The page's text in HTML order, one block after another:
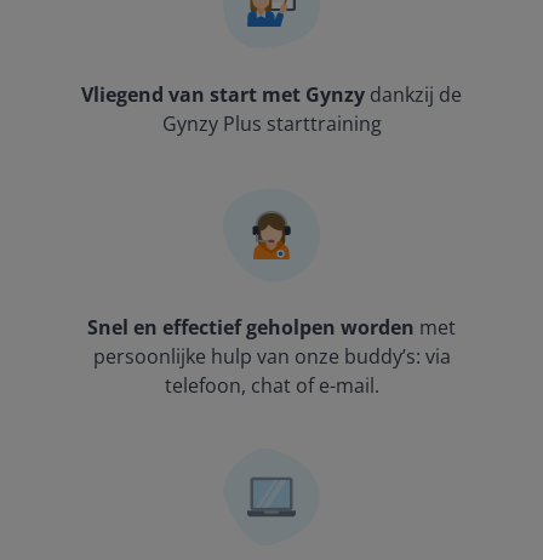
Vliegend van start met Gynzy dankzij de
Gynzy Plus starttraining
Snel en effectief geholpen worden met
persoonlijke hulp van onze buddy’s: via
telefoon, chat of e-mail.